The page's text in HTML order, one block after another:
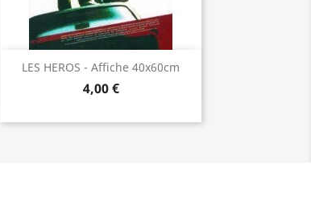
LES HEROS - Affiche 40x60cm
4,00 €
Aperçu rapide